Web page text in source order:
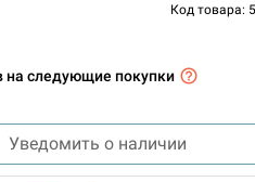
Код товара:
на следующие покупки
Уведомить о наличии